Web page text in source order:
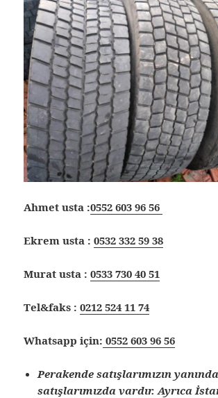
Ahmet usta :0552 603 96 56
Ekrem usta :0532 332 59 38
Murat usta :0533 730 40 51
Tel&faks :0212 524 11 74
Whatsapp için: 0552 603 96 56
Perakende satışlarımızın
satışlarımızda vardır. Ayrıca